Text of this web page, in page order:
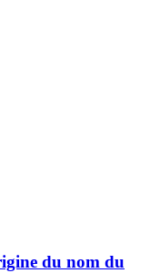
du nom du